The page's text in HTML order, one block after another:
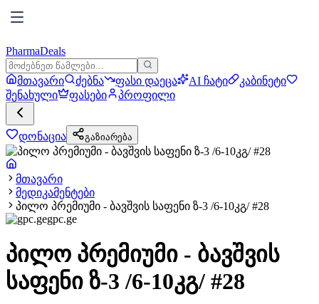
PharmaDeals
მთავარი ძებნა ფასი დაეცა AI ჩატი
კაბინეტი
შენახული
ფასები პროფილი
დონაცია გაზიარება
მთავარი
მედიკამენტები
პილო პრემიუმი - ბავშვის საფენი ზ-3 /6-10კგ/ #28
gpc.ge
პილო პრემიუმი - ბავშვის
საფენი ზ-3 /6-10კგ/ #28